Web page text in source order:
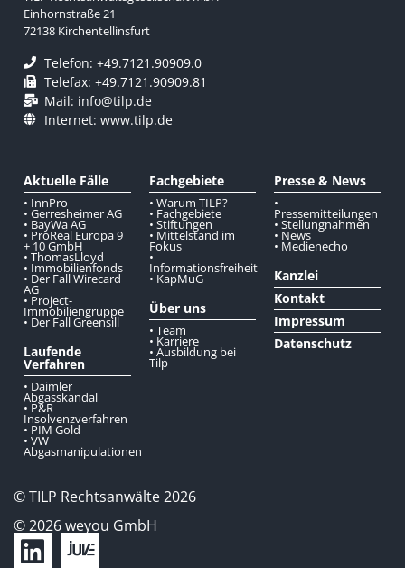
Einhornstraße 21
72138 Kirchentellinsfurt
Telefon: +49.7121.90909.0
Telefax: +49.7121.90909.81
Mail: info@tilp.de
Internet: www.tilp.de
Aktuelle Fälle
• InnPro
• Gerresheimer AG
• BayWa AG
• ProReal Europa 9
+ 10 GmbH
• ThomasLloyd
• Immobilienfonds
• Der Fall Wirecard
AG
• Project-
Immobiliengruppe
• Der Fall Greensill
Laufende
Verfahren
• Daimler
Abgasskandal
• P&R
Insolvenzverfahren
• PIM Gold
• VW
Abgasmanipulationen
Fachgebiete
• Warum TILP?
• Fachgebiete
• Stiftungen
• Mittelstand im
Fokus
•
Informationsfreiheit
• KapMuG
Über uns
• Team
• Karriere
• Ausbildung bei
Tilp
Presse & News
•
Pressemitteilungen
• Stellungnahmen
• News
• Medienecho
Kanzlei
Kontakt
Impressum
Datenschutz
© TILP Rechtsanwälte 2026
© 2026 weyou GmbH